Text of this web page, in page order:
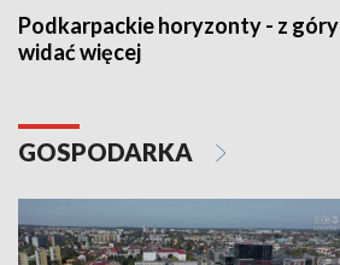
Podkarpackie horyzonty - z góry
widać więcej
GOSPODARKA